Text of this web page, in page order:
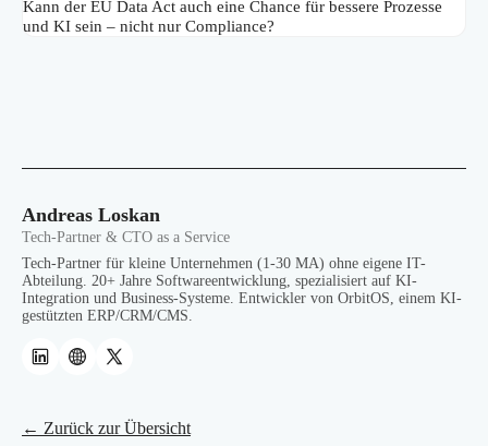
Kann der EU Data Act auch eine Chance für bessere Prozesse
und KI sein – nicht nur Compliance?
Andreas Loskan
Tech-Partner & CTO as a Service
Tech-Partner für kleine Unternehmen (1-30 MA) ohne eigene IT-
Abteilung. 20+ Jahre Softwareentwicklung, spezialisiert auf KI-
Integration und Business-Systeme. Entwickler von OrbitOS, einem KI-
gestützten ERP/CRM/CMS.
← Zurück zur Übersicht